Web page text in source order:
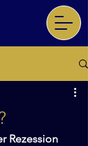
Rezession